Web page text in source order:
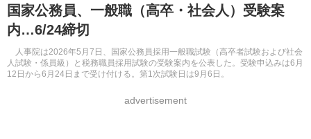
8月開催イベント・WS 全国公立高校 過去問 人気記事
自由研究教材（小学生向け）
国家公務員、一般職（高卒・社会人）受験案
内…6/24締切
人事院は2026年5月7日、国家公務員採用一般職試験（高卒者試験および社会
人試験・係員級）と税務職員採用試験の受験案内を公表した。受験申込みは6月
12日から6月24日まで受け付ける。第1次試験日は9月6日。
advertisement